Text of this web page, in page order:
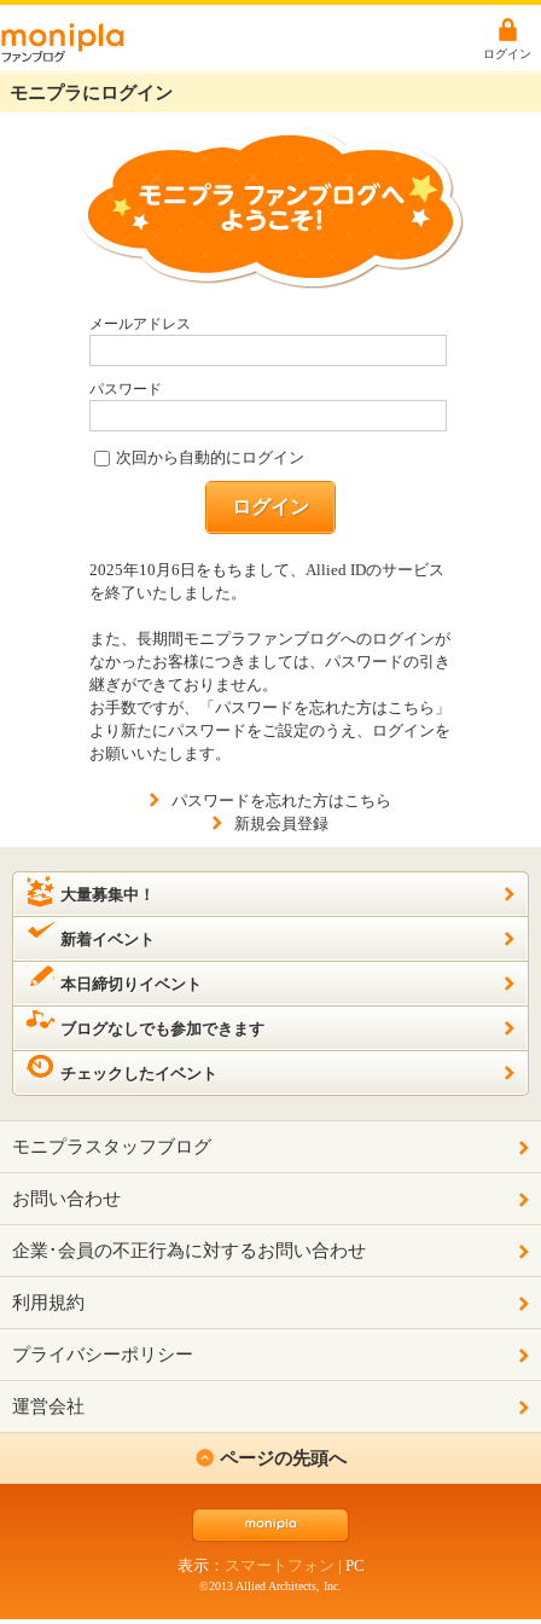
ログイン
モニプラにログイン
メールアドレス
パスワード
次回から自動的にログイン
ログイン
2025年10月6日をもちまして、Allied IDのサービス
を終了いたしました。
また、長期間モニプラファンブログへのログインが
なかったお客様につきましては、パスワードの引き
継ぎができておりません。
お手数ですが、「パスワードを忘れた方はこちら」
より新たにパスワードをご設定のうえ、ログインを
お願いいたします。
パスワードを忘れた方はこちら
新規会員登録
大量募集中！
新着イベント
本日締切りイベント
ブログなしでも参加できます
チェックしたイベント
モニプラスタッフブログ
お問い合わせ
企業･会員の不正行為に対するお問い合わせ
利用規約
プライバシーポリシー
運営会社
ページの先頭へ
表示： スマートフォン | PC
©2013 Allied Architects, Inc.